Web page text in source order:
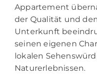
Appartement
der Qualität und
Unterkunft
seinen eigenen
lokalen
Naturerlebnissen.